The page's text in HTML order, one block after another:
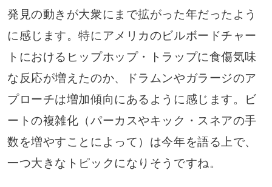
発見の動きが大衆にまで拡がった年だったよう
に感じます。特にアメリカのビルボードチャー
トにおけるヒップホップ・トラップに食傷気味
な反応が増えたのか、ドラムンやガラージのア
プローチは増加傾向にあるように感じます。ビ
ートの複雑化（パーカスやキック・スネアの手
数を増やすことによって）は今年を語る上で、
一つ大きなトピックになりそうですね。